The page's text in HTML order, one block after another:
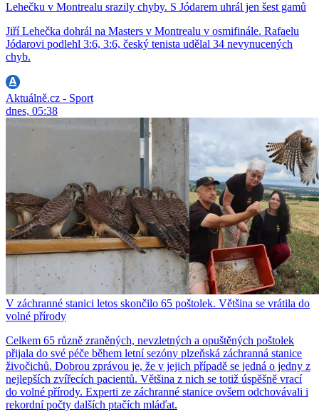
Lehečku v Montrealu srazily chyby. S Jódarem uhrál jen šest gamů
Jiří Lehečka dohrál na Masters v Montrealu v osmifinále. Rafaelu
Jódarovi podlehl 3:6, 3:6, český tenista udělal 34 nevynucených
chyb.
Aktuálně.cz - Sport
dnes, 05:38
V záchranné stanici letos skončilo 65 poštolek. Většina se vrátila do
volné přírody
Celkem 65 různě zraněných, nevzletných a opuštěných poštolek
přijala do své péče během letní sezóny plzeňská záchranná stanice
živočichů. Dobrou zprávou je, že v jejich případě se jedná o jedny z
nejlepších zvířecích pacientů. Většina z nich se totiž úspěšně vrací
do volné přírody. Experti ze záchranné stanice ovšem odchovávali i
rekordní počty dalších ptačích mláďat.